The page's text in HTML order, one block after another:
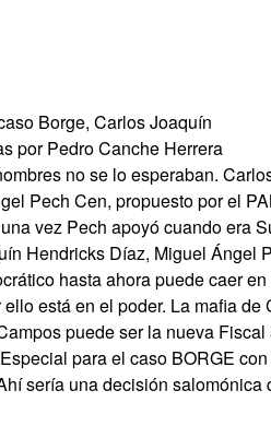
Borge, Carlos Joaquín
por Pedro Canche Herrera
no se lo esperaban.
Pech Cen, propuesto por el
vez Pech apoyó cuando era
Hendricks Díaz, Miguel Ángel
hasta ahora puede caer
está en el poder. La mafia
puede ser la nueva
para el caso BORGE
sería una decisión